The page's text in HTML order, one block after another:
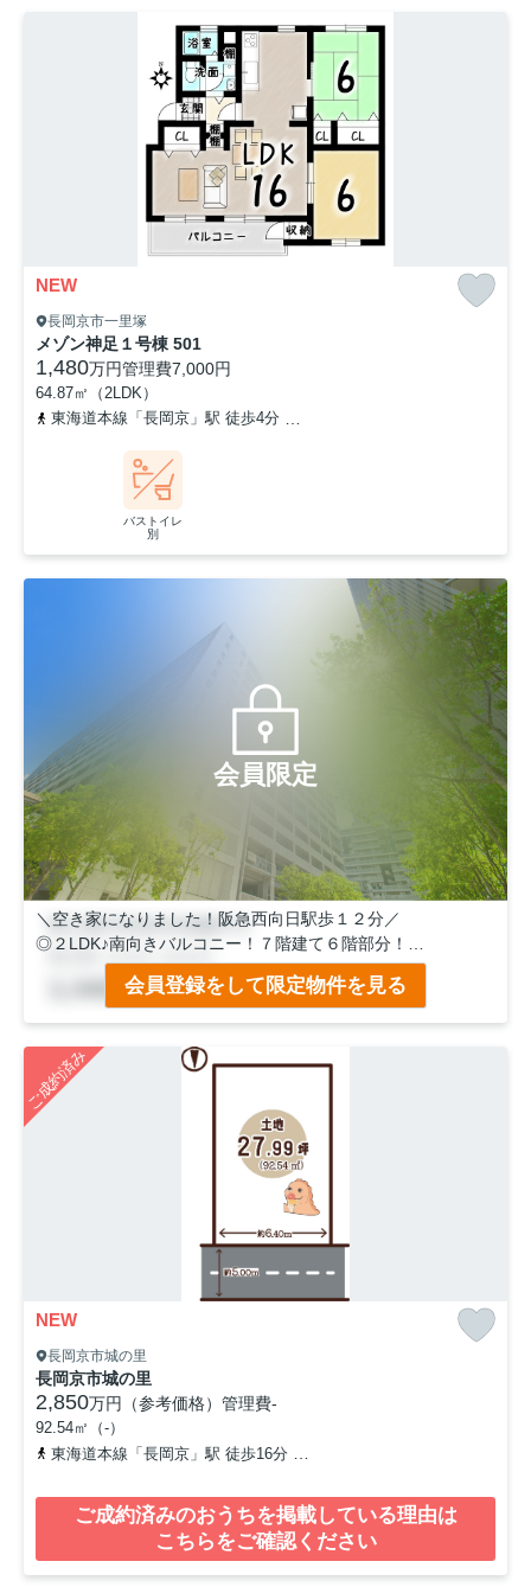
NEW
長岡京市一里塚
メゾン神足１号棟 501
1,480万円管理費7,000円
64.87㎡（2LDK）
東海道本線「長岡京」駅 徒歩4分
バストイレ
別
会員限定
＼空き家になりました！阪急西向日駅歩１２分／
◎２LDK♪南向きバルコニー！７階建て６階部分！
◎沢山収納できるウォークインクローゼットあり♪
◎目の前バス停なのでお出かけ便利！
会員登録をして限定物件を見る
ご成約済み
NEW
長岡京市城の里
長岡京市城の里
2,850万円（参考価格） 管理費-
92.54㎡（-）
東海道本線「長岡京」駅 徒歩16分
ご成約済みのおうちを掲載している理由は
こちらをご確認ください